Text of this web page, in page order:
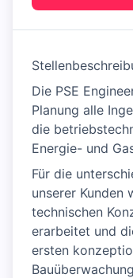
Die PSE
Planung alle
die
Energie- und
Für die
unserer Kunden
technischen
erarbeitet und
ersten